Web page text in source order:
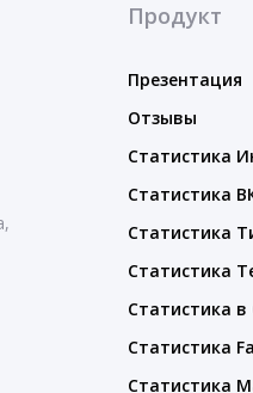
Продукт
Презентация
Отзывы
Статистика
Статистика
Статистика
Статистика
Статистика
Статистика
Статистика